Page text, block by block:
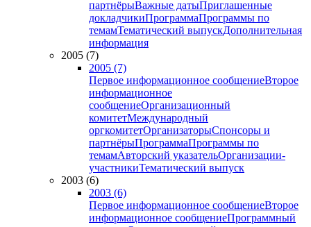
партнёрыВажные датыПриглашенные
докладчикиПрограммаПрограммы по
темамТематический выпускДополнительная
информация
2005 (7)
2005 (7)
Первое информационное сообщениеВторое
информационное
сообщениеОрганизационный
комитетМеждународный
оргкомитетОрганизаторыСпонсоры и
партнёрыПрограммаПрограммы по
темамАвторский указательОрганизации-
участникиТематический выпуск
2003 (6)
2003 (6)
Первое информационное сообщениеВторое
информационное сообщениеПрограммный